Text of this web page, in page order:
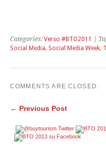
Categories: Verso #BTO2011 |
Social Media, Social Media Week,
COMMENTS ARE CLOSED.
← Previous Post